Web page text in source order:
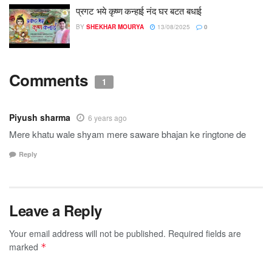
प्रगट भये कृष्ण कन्हाई नंद घर बटत बधाई
BY SHEKHAR MOURYA 13/08/2025 0
Comments 1
Piyush sharma 6 years ago
Mere khatu wale shyam mere saware bhajan ke ringtone de
Reply
Leave a Reply
Your email address will not be published. Required fields are
marked *